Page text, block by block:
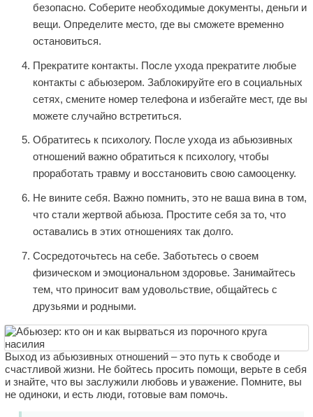
безопасно. Соберите необходимые документы, деньги и
вещи. Определите место, где вы сможете временно
остановиться.
Прекратите контакты. После ухода прекратите любые
контакты с абьюзером. Заблокируйте его в социальных
сетях, смените номер телефона и избегайте мест, где вы
можете случайно встретиться.
Обратитесь к психологу. После ухода из абьюзивных
отношений важно обратиться к психологу, чтобы
проработать травму и восстановить свою самооценку.
Не вините себя. Важно помнить, это не ваша вина в том,
что стали жертвой абьюза. Простите себя за то, что
оставались в этих отношениях так долго.
Сосредоточьтесь на себе. Заботьтесь о своем
физическом и эмоциональном здоровье. Занимайтесь
тем, что приносит вам удовольствие, общайтесь с
друзьями и родными.
Выход из абьюзивных отношений – это путь к свободе и
счастливой жизни. Не бойтесь просить помощи, верьте в себя
и знайте, что вы заслужили любовь и уважение. Помните, вы
не одиноки, и есть люди, готовые вам помочь.